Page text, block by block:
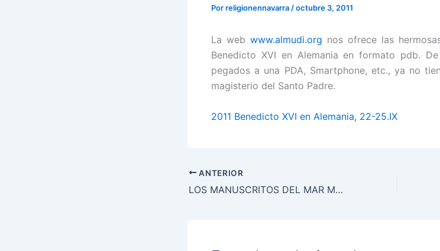
Porreligionennavarra /octubre 3, 2011
La web www.almudi.org nos ofrece las
Benedicto XVI en Alemania en formato pdb.
pegados a una PDA, Smartphone, etc., ya no
magisterio del Santo Padre.
2011 Benedicto XVI en Alemania, 22-25.IX
ANTERIOR
LOS MANUSCRITOS DEL MAR MUERTO A UN CLICK / ITSASO HILEKO ESKUIZKRIBUAK KLIK BATERA